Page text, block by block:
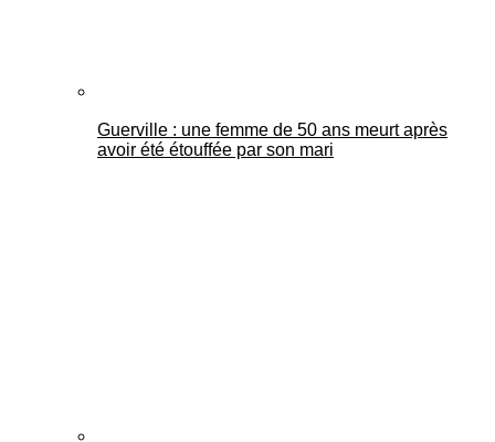
Guerville : une femme de 50 ans meurt après
avoir été étouffée par son mari